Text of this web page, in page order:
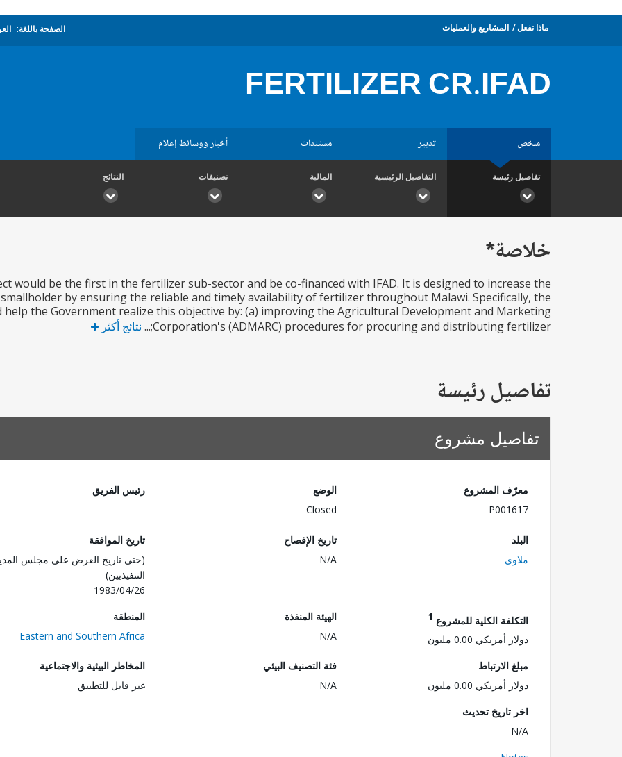
ماذا نفعل المشاريع والعمليات الصفحة باللغة:
FERTILIZER CR.IFAD
ملخص تدبير مستندات أخبار ووسائط إعلام
تفاصيل رئيسة التفاصيل الرئيسية المالية تصنيفات النتائج
خلاصة*
would be the first in the fertilizer sub-sector and be co-financed with IFAD. It is designed to increase the
by ensuring the reliable and timely availability of fertilizer throughout Malawi. Specifically, the
help the Government realize this objective by: (a) improving the Agricultural Development and Marketing
Corporation's (ADMARC) procedures for procuring and distributing fertilizer;...
نتائج أكثر
تفاصيل رئيسة
تفاصيل مشروع
معرّف المشروع
P001617
الوضع
Closed
رئيس الفريق
البلد
ملاوي
تاريخ الإفصاح
N/A
تاريخ الموافقة
(حتى تاريخ العرض على مجلس
التنفيذيين)
1983/04/26
التكلفة الكلية للمشروع 1
دولار أمريكي 0.00 مليون
الهيئة المنفذة
N/A
المنطقة
Eastern and Southern Africa
مبلغ الارتباط
دولار أمريكي 0.00 مليون
فئة التصنيف البيئي
N/A
المخاطر البيئية والاجتماعية
غير قابل للتطبيق
اخر تاريخ تحديث
N/A